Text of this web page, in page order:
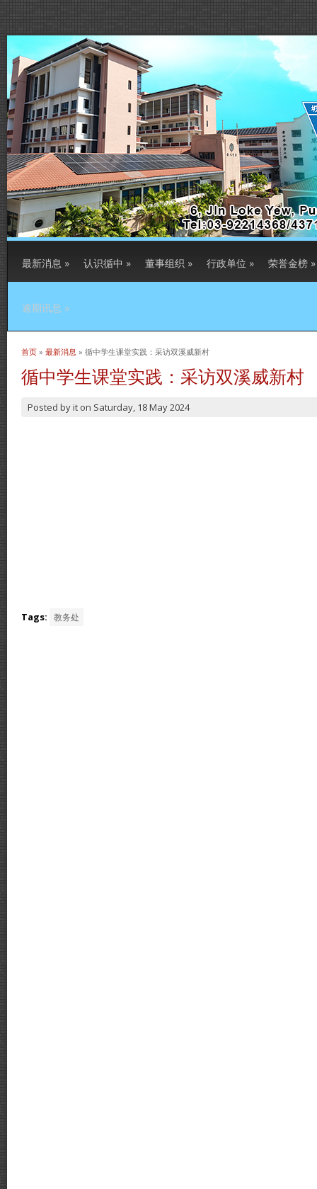
最新消息 » 认识循中 » 董事组织 » 行政单位 » 荣誉金榜 »
逾期讯息 »
当前位置
首页 » 最新消息 » 循中学生课堂实践：采访双溪威新村
循中学生课堂实践：采访双溪威新村
Posted byit on Saturday, 18 May 2024
Tags: 教务处